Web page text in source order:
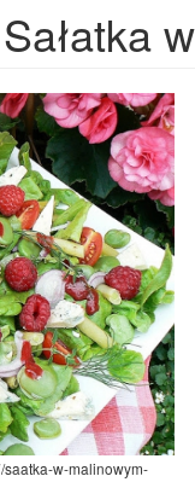
Sałatka
saatka-w-malinowym-